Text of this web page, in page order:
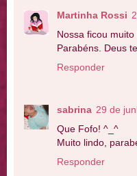
Martinha Rossi
Nossa ficou
Parabéns. Deus
Responder
sabrina 29 de
Que Fofo! ^_^
Muito lindo,
Responder